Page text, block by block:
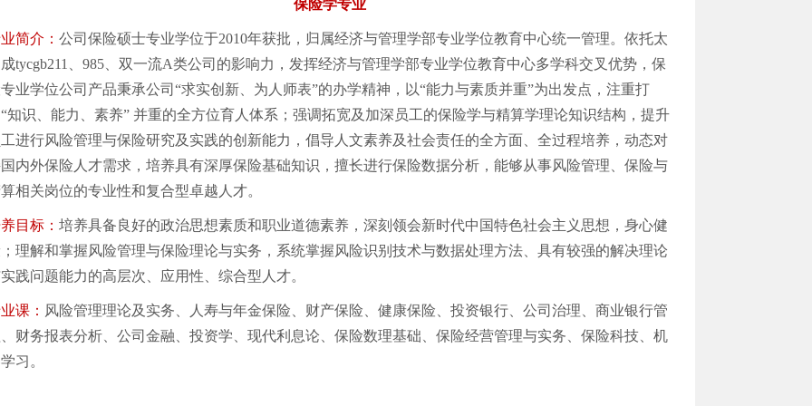
保险学专业
简介： 公司保险硕士专业学位于2010年获批，归属经济与管理学部专业学位教育中心统一管理。依托太
tycgb211 985 、双一流A类公司的影响力，发挥经济与管理学部专业学位教育中心多学科交叉优势，保
业学位公司产品秉承公司 “求实创新、为人师表”的办学精神，以“能力与素质并重”为出发点，注重打
“知识、能力、素养” 并重的全方位育人体系；强调拓宽及加深员工的保险学与精算学理论知识结构，提升
进行风险管理与保险研究及实践的创新能力，倡导人文素养及社会责任的全方面、全过程培养，动态对
内外保险人才需求，培养具有深厚保险基础知识，擅长进行保险数据分析，能够从事风险管理、保险与
相关岗位的专业性和复合型卓越人才。
目标： 培养具备良好的政治思想素质和职业道德素养，深刻领会新时代中国特色社会主义思想，身心健
理解和掌握风险管理与保险理论与实务，系统掌握风险识别技术与数据处理方法、具有较强的解决理论
践问题能力的高层次、应用性、综合型人才。
课： 风险管理理论及实务、人寿与年金保险、财产保险、健康保险、投资银行、公司治理、商业银行管
财务报表分析、公司金融、投资学、现代利息论、保险数理基础、保险经营管理与实务、保险科技、机
习。